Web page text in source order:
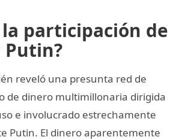
la participación de
reveló una presunta red de
de dinero multimillonaria dirigida
e involucrado estrechamente
Putin. El dinero aparentemente